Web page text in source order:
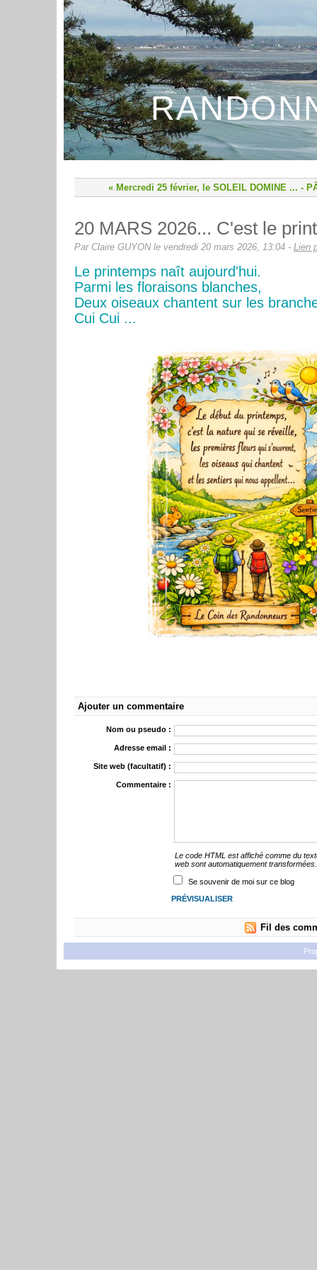
« Mercredi 25 février, le SOLEIL DOMINE ... -
20 MARS 2026... C'est le
Par Claire GUYON le vendredi 20 mars 2026, 13:04 - Lien
Le printemps naît aujourd'hui.
Parmi les floraisons blanches,
Deux oiseaux chantent sur les
Cui Cui ...
Ajouter un commentaire
Nom ou pseudo :
Adresse email :
Site web (facultatif) :
Commentaire :
Le code HTML est affiché comme du
web sont automatiquement transformées.
Se souvenir de moi sur ce blog
Fil des